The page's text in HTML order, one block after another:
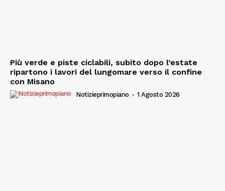
Più verde e piste ciclabili, subito dopo l’estate
ripartono i lavori del lungomare verso il confine
con Misano
Notizieprimopiano - 1 Agosto 2026